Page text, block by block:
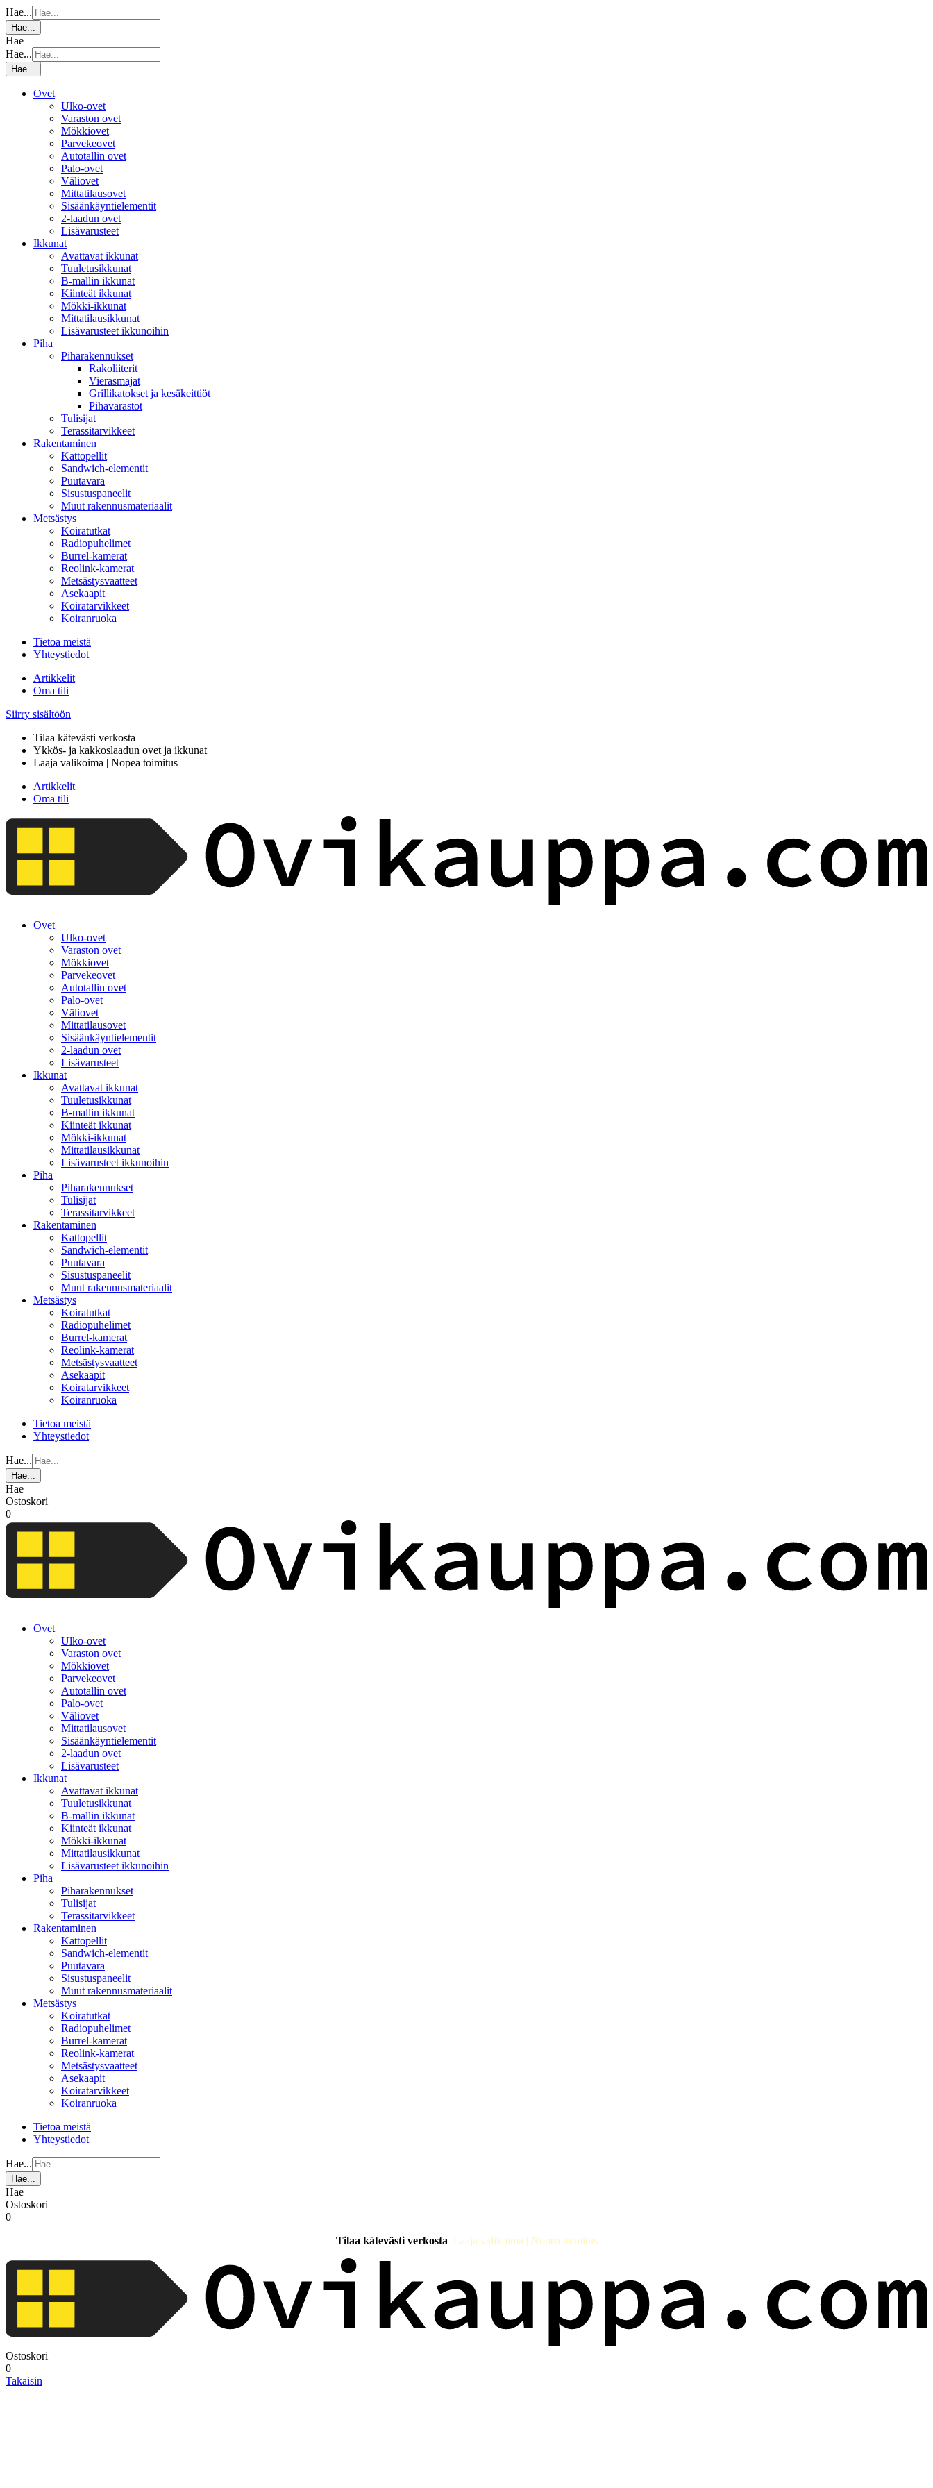
Hae...
Hae...
Hae
Hae...
Hae...
Ovet
Ulko-ovet
Varaston ovet
Mökkiovet
Parvekeovet
Autotallin ovet
Palo-ovet
Väliovet
Mittatilausovet
Sisäänkäyntielementit
2-laadun ovet
Lisävarusteet
Ikkunat
Avattavat ikkunat
Tuuletusikkunat
B-mallin ikkunat
Kiinteät ikkunat
Mökki-ikkunat
Mittatilausikkunat
Lisävarusteet ikkunoihin
Piha
Piharakennukset
Rakoliiterit
Vierasmajat
Grillikatokset ja kesäkeittiöt
Pihavarastot
Tulisijat
Terassitarvikkeet
Rakentaminen
Kattopellit
Sandwich-elementit
Puutavara
Sisustuspaneelit
Muut rakennusmateriaalit
Metsästys
Koiratutkat
Radiopuhelimet
Burrel-kamerat
Reolink-kamerat
Metsästysvaatteet
Asekaapit
Koiratarvikkeet
Koiranruoka
Tietoa meistä
Yhteystiedot
Artikkelit
Oma tili
Siirry sisältöön
Tilaa kätevästi verkosta
Ykkös- ja kakkoslaadun ovet ja ikkunat
Laaja valikoima | Nopea toimitus
Artikkelit
Oma tili
Ovet
Ulko-ovet
Varaston ovet
Mökkiovet
Parvekeovet
Autotallin ovet
Palo-ovet
Väliovet
Mittatilausovet
Sisäänkäyntielementit
2-laadun ovet
Lisävarusteet
Ikkunat
Avattavat ikkunat
Tuuletusikkunat
B-mallin ikkunat
Kiinteät ikkunat
Mökki-ikkunat
Mittatilausikkunat
Lisävarusteet ikkunoihin
Piha
Piharakennukset
Tulisijat
Terassitarvikkeet
Rakentaminen
Kattopellit
Sandwich-elementit
Puutavara
Sisustuspaneelit
Muut rakennusmateriaalit
Metsästys
Koiratutkat
Radiopuhelimet
Burrel-kamerat
Reolink-kamerat
Metsästysvaatteet
Asekaapit
Koiratarvikkeet
Koiranruoka
Tietoa meistä
Yhteystiedot
Hae...
Hae...
Hae
Ostoskori
0
Ovet
Ulko-ovet
Varaston ovet
Mökkiovet
Parvekeovet
Autotallin ovet
Palo-ovet
Väliovet
Mittatilausovet
Sisäänkäyntielementit
2-laadun ovet
Lisävarusteet
Ikkunat
Avattavat ikkunat
Tuuletusikkunat
B-mallin ikkunat
Kiinteät ikkunat
Mökki-ikkunat
Mittatilausikkunat
Lisävarusteet ikkunoihin
Piha
Piharakennukset
Tulisijat
Terassitarvikkeet
Rakentaminen
Kattopellit
Sandwich-elementit
Puutavara
Sisustuspaneelit
Muut rakennusmateriaalit
Metsästys
Koiratutkat
Radiopuhelimet
Burrel-kamerat
Reolink-kamerat
Metsästysvaatteet
Asekaapit
Koiratarvikkeet
Koiranruoka
Tietoa meistä
Yhteystiedot
Hae...
Hae...
Hae
Ostoskori
0
Tilaa kätevästi verkosta Laaja valikoima | Nopea toimitus
Ostoskori
0
Takaisin